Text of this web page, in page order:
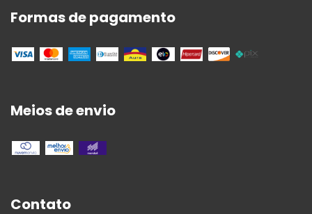
Formas de pagamento
Meios de envio
Contato